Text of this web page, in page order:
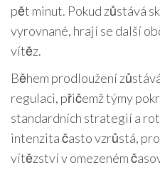
pět minut. Pokud zůstává
vyrovnané, hrají se další
vítěz.
Během prodloužení
regulaci, přičemž týmy
standardních strategií a
intenzita často vzrůstá,
vítězství v omezeném